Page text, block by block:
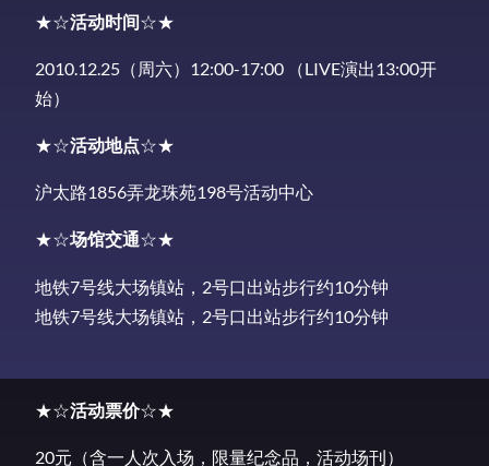
★☆活动时间☆★
2010.12.25（周六）12:00-17:00 （LIVE演出13:00开
始）
★☆活动地点☆★
沪太路1856弄龙珠苑198号活动中心
★☆场馆交通☆★
地铁7号线大场镇站，2号口出站步行约10分钟
地铁7号线大场镇站，2号口出站步行约10分钟
★☆活动票价☆★
20元（含一人次入场，限量纪念品，活动场刊）